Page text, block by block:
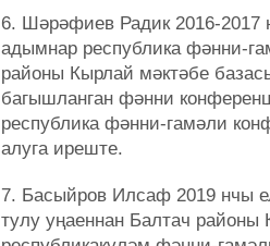
6. Шәрәфиев Радик 2016-2017
адымнар республика фәнни-
районы Кырлай мәктәбе
багышланган фәнни
республика фәнни-гамәли
алуга иреште.
7. Басыйров Илсаф 2019 нчы
тулу уңаеннан Балтач районы